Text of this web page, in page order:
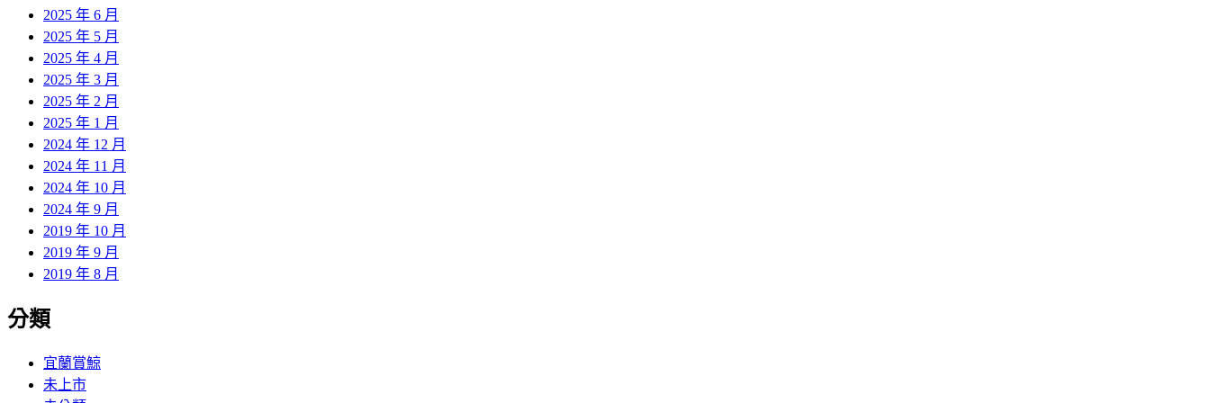
2025 年 6 月
2025 年 5 月
2025 年 4 月
2025 年 3 月
2025 年 2 月
2025 年 1 月
2024 年 12 月
2024 年 11 月
2024 年 10 月
2024 年 9 月
2019 年 10 月
2019 年 9 月
2019 年 8 月
分類
宜蘭賞鯨
未上市